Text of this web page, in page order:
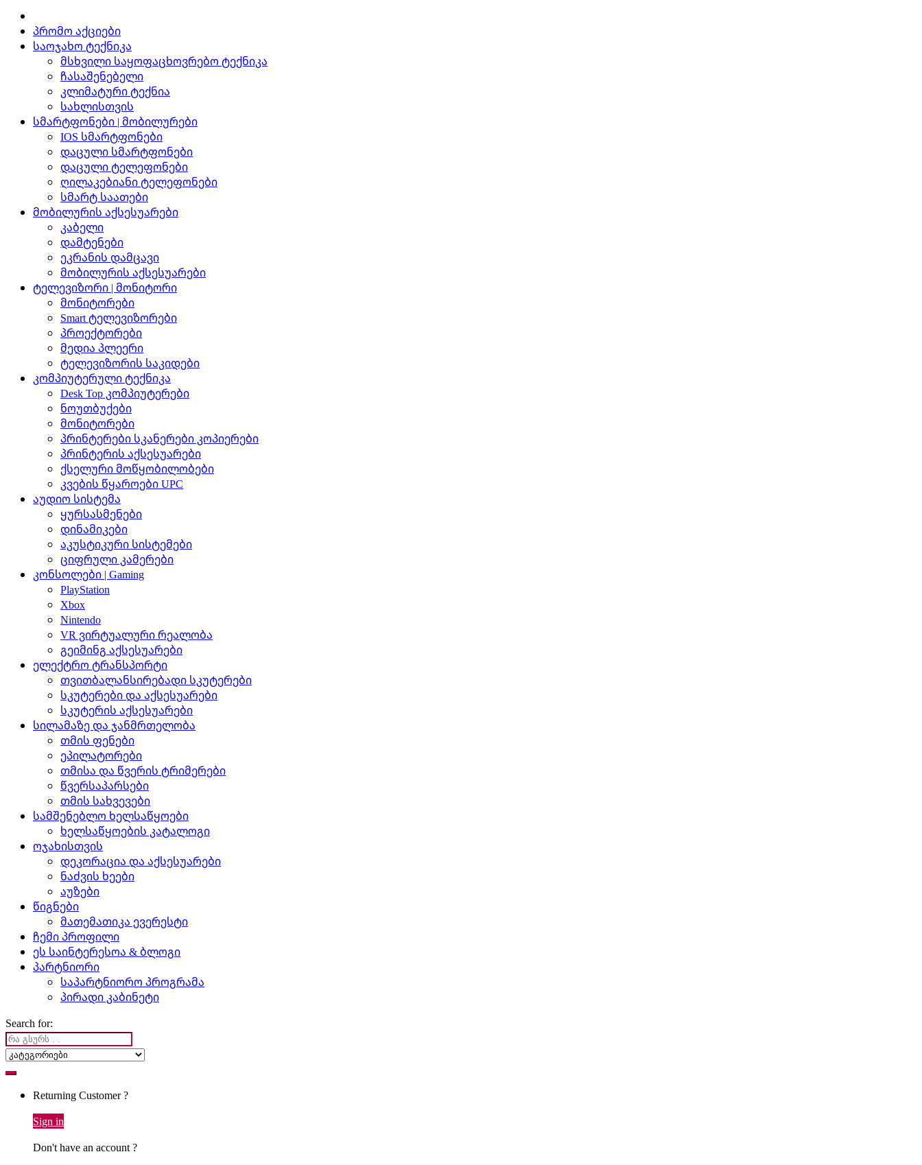
პრომო აქციები
საოჯახო ტექნიკა
მსხვილი საყოფაცხოვრებო ტექნიკა
ჩასაშენებელი
კლიმატური ტექნია
სახლისთვის
სმარტფონები | მობილურები
IOS სმარტფონები
დაცული სმარტფონები
დაცული ტელეფონები
ღილაკებიანი ტელეფონები
სმარტ საათები
მობილურის აქსესუარები
კაბელი
დამტენები
ეკრანის დამცავი
მობილურის აქსესუარები
ტელევიზორი | მონიტორი
მონიტორები
Smart ტელევიზორები
პროექტორები
მედია პლეერი
ტელევიზორის საკიდები
კომპიუტერული ტექნიკა
Desk Top კომპიუტერები
ნოუთბუქები
მონიტორები
პრინტერები სკანერები კოპიერები
პრინტერის აქსესუარები
ქსელური მოწყობილობები
კვების წყაროები UPC
აუდიო სისტემა
ყურსასმენები
დინამიკები
აკუსტიკური სისტემები
ციფრული კამერები
კონსოლები | Gaming
PlayStation
Xbox
Nintendo
VR ვირტუალური რეალობა
გეიმინგ აქსესუარები
ელექტრო ტრანსპორტი
თვითბალანსირებადი სკუტერები
სკუტერები და აქსესუარები
სკუტერის აქსესუარები
სილამაზე და ჯანმრთელობა
თმის ფენები
ეპილატორები
თმისა და წვერის ტრიმერები
წვერსაპარსები
თმის სახვევები
სამშენებლო ხელსაწყოები
ხელსაწყოების კატალოგი
ოჯახისთვის
დეკორაცია და აქსესუარები
ნაძვის ხეები
აუზები
წიგნები
მათემათიკა ევერესტი
ჩემი პროფილი
ეს საინტერესოა & ბლოგი
პარტნიორი
საპარტნიორო პროგრამა
პირადი კაბინეტი
Search for:
Returning Customer ?
Sign in
Don't have an account ?